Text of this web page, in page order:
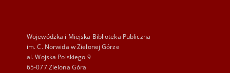
Wojewódzka i Miejska Biblioteka Publiczna
im. C. Norwida w Zielonej Górze
al. Wojska Polskiego 9
65-077 Zielona Góra